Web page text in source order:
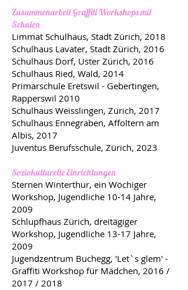
Zusammenarbeit Graffiti Workshops mit
Schulen
Limmat Schulhaus, Stadt Zürich, 2018
Schulhaus Lavater, Stadt Zürich, 2016
Schulhaus Dorf, Uster Zürich, 2016
Schulhaus Ried, Wald, 2014
Primarschule Eretswil - Gebertingen,
Rapperswil 2010
Schulhaus Weisslingen, Zürich, 2017
Schulhaus Ennegraben, Affoltern am
Albis, 2017
Juventus Berufsschule, Zürich, 2023
Soziokulturelle Einrichtungen
Sternen Winterthur, ein Wöchiger
Workshop, Jugendliche 10-14 Jahre,
2009
Schlupfhaus Zürich, dreitägiger
Workshop, Jugendliche 13-17 Jahre,
2009
Jugendzentrum Buchegg, 'Let`s glem' -
Graffiti Workshop für Mädchen, 2016 /
2017 / 2018